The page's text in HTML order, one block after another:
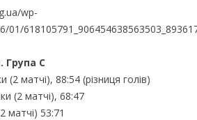
Група C
матчі), 88:54 (різниця голів)
(2 матчі), 68:47
матчі) 53:71